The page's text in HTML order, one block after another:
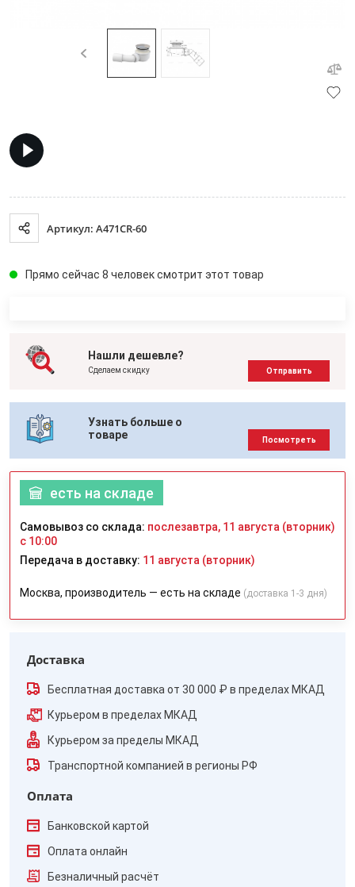
Артикул: A471CR-60
Прямо сейчас 8 человек смотрит этот товар
Нашли дешевле?
Сделаем скидку Отправить
Узнать больше о
товаре
Посмотреть
есть на складе
Самовывоз со склада: послезавтра, 11 августа (вторник)
с 10:00
Передача в доставку: 11 августа (вторник)
Москва, производитель — есть на складе (доставка 1-3 дня)
Доставка
Бесплатная доставка от 30 000 ₽ в пределах МКАД
Курьером в пределах МКАД
Курьером за пределы МКАД
Транспортной компанией в регионы РФ
Оплата
Банковской картой
Оплата онлайн
Безналичный расчёт